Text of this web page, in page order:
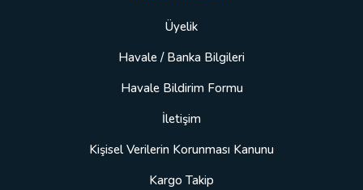
Üyelik
Havale / Banka Bilgileri
Havale Bildirim Formu
İletişim
Kişisel Verilerin Korunması Kanunu
Kargo Takip